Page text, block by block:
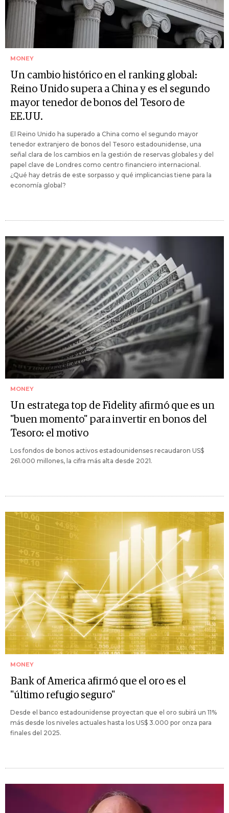
MONEY
Un cambio histórico en el ranking global:
Reino Unido supera a China y es el segundo
mayor tenedor de bonos del Tesoro de
EE.UU.
El Reino Unido ha superado a China como el segundo mayor
tenedor extranjero de bonos del Tesoro estadounidense, una
señal clara de los cambios en la gestión de reservas globales y del
papel clave de Londres como centro financiero internacional.
¿Qué hay detrás de este sorpasso y qué implicancias tiene para la
economía global?
MONEY
Un estratega top de Fidelity afirmó que es un
"buen momento" para invertir en bonos del
Tesoro: el motivo
Los fondos de bonos activos estadounidenses recaudaron US$
261.000 millones, la cifra más alta desde 2021.
MONEY
Bank of America afirmó que el oro es el
"último refugio seguro"
Desde el banco estadounidense proyectan que el oro subirá un 11%
más desde los niveles actuales hasta los US$ 3.000 por onza para
finales del 2025.